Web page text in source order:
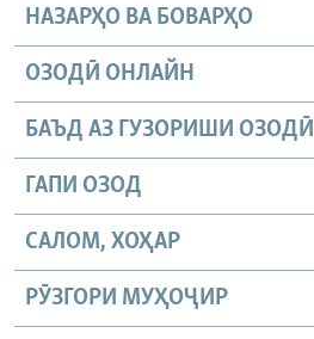
НАЗАРҲО ВА БОВАРҲО
ОЗОДӢ ОНЛАЙН
БАЪД АЗ ГУЗОРИШИ ОЗОДӢ
ГАПИ ОЗОД
САЛОМ, ХОҲАР
РӮЗГОРИ МУҲОҶИР